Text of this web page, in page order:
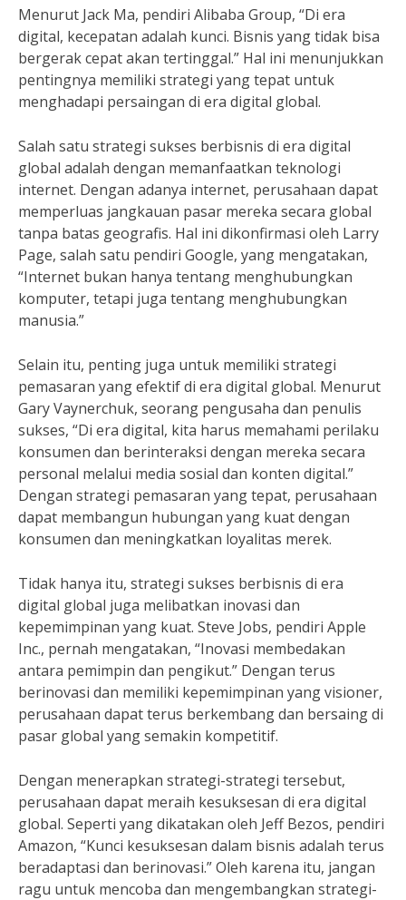
Menurut Jack Ma, pendiri Alibaba Group, “Di era
digital, kecepatan adalah kunci. Bisnis yang tidak bisa
bergerak cepat akan tertinggal.” Hal ini menunjukkan
pentingnya memiliki strategi yang tepat untuk
menghadapi persaingan di era digital global.
Salah satu strategi sukses berbisnis di era digital
global adalah dengan memanfaatkan teknologi
internet. Dengan adanya internet, perusahaan dapat
memperluas jangkauan pasar mereka secara global
tanpa batas geografis. Hal ini dikonfirmasi oleh Larry
Page, salah satu pendiri Google, yang mengatakan,
“Internet bukan hanya tentang menghubungkan
komputer, tetapi juga tentang menghubungkan
manusia.”
Selain itu, penting juga untuk memiliki strategi
pemasaran yang efektif di era digital global. Menurut
Gary Vaynerchuk, seorang pengusaha dan penulis
sukses, “Di era digital, kita harus memahami perilaku
konsumen dan berinteraksi dengan mereka secara
personal melalui media sosial dan konten digital.”
Dengan strategi pemasaran yang tepat, perusahaan
dapat membangun hubungan yang kuat dengan
konsumen dan meningkatkan loyalitas merek.
Tidak hanya itu, strategi sukses berbisnis di era
digital global juga melibatkan inovasi dan
kepemimpinan yang kuat. Steve Jobs, pendiri Apple
Inc., pernah mengatakan, “Inovasi membedakan
antara pemimpin dan pengikut.” Dengan terus
berinovasi dan memiliki kepemimpinan yang visioner,
perusahaan dapat terus berkembang dan bersaing di
pasar global yang semakin kompetitif.
Dengan menerapkan strategi-strategi tersebut,
perusahaan dapat meraih kesuksesan di era digital
global. Seperti yang dikatakan oleh Jeff Bezos, pendiri
Amazon, “Kunci kesuksesan dalam bisnis adalah terus
beradaptasi dan berinovasi.” Oleh karena itu, jangan
ragu untuk mencoba dan mengembangkan strategi-